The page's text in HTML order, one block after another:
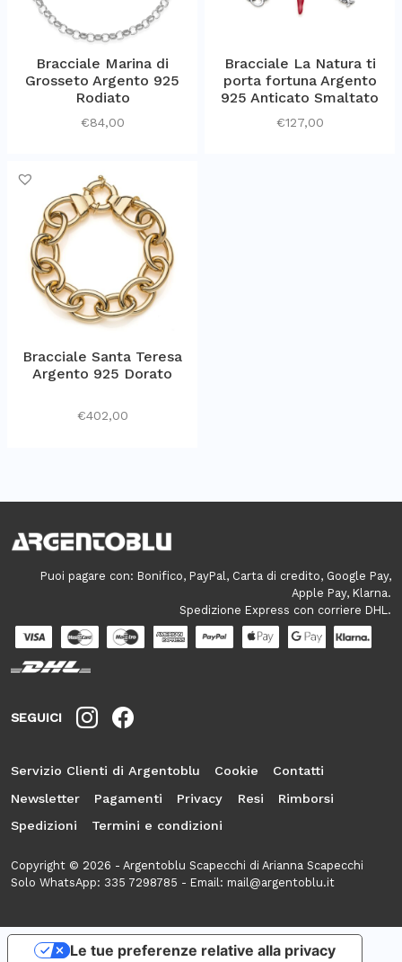
Bracciale Marina di
Grosseto Argento 925
Rodiato
€84,00
Bracciale La Natura ti
porta fortuna Argento
925 Anticato Smaltato
€127,00
Bracciale Santa Teresa
Argento 925 Dorato
€402,00
Puoi pagare con: Bonifico, PayPal, Carta di credito, Google Pay,
Apple Pay, Klarna.
Spedizione Express con corriere DHL.
SEGUICI
Servizio Clienti di Argentoblu Cookie
Contatti
Newsletter
Pagamenti Privacy Resi
Rimborsi
Spedizioni
Termini e condizioni
Copyright © 2026 - Argentoblu Scapecchi di Arianna Scapecchi
Solo WhatsApp: 335 7298785 - Email: mail@argentoblu.it
Le tue preferenze relative alla privacy